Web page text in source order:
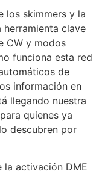
los skimmers y la
herramienta clave
CW y modos
funciona esta red
de
información en
llegando nuestra
quienes ya
descubren por
la activación DME